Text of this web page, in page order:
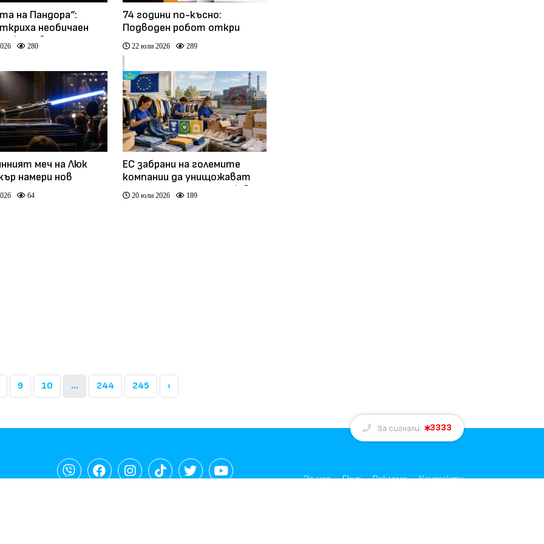
на Пандора“:
необичаен
обект в Млечния
280
74 години по-късно:
Подводен робот откри
легендарния самолет на Pan
Am край Пуерто Рико
22 юли 2026 289
меч на Люк
намери нов
за 3,75 млн.
64
ЕС забрани на големите
компании да унищожават
непродадени дрехи и обувки
20 юли 2026 189
9 10 ... 244 245 ›
За сигнали: 3333
За нас Екип Реклама Контакти